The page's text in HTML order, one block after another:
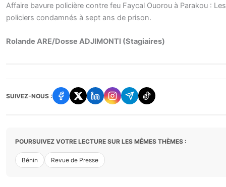
Affaire bavure policière contre feu Faycal Ouorou à Parakou : Les
policiers condamnés à sept ans de prison.
Rolande ARE/Dosse ADJIMONTI (Stagiaires)
SUIVEZ-NOUS :
POURSUIVEZ VOTRE LECTURE SUR LES MÊMES THÈMES :
Bénin Revue de Presse